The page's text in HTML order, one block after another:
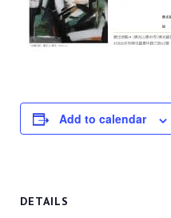
Add to calendar
DETAILS